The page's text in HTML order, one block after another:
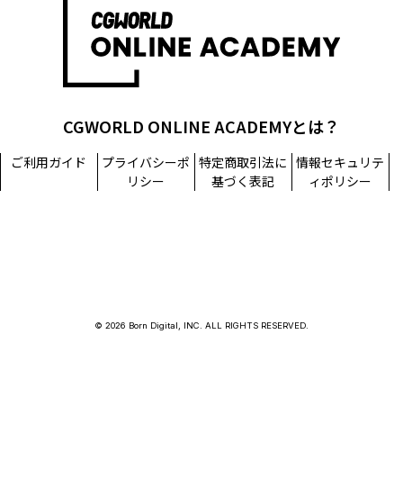
CGWORLD ONLINE ACADEMYとは？
ご利用ガイド
プライバシーポ
リシー
特定商取引法に
基づく表記
情報セキュリテ
ィポリシー
© 2026 Born Digital, INC. ALL RIGHTS RESERVED.